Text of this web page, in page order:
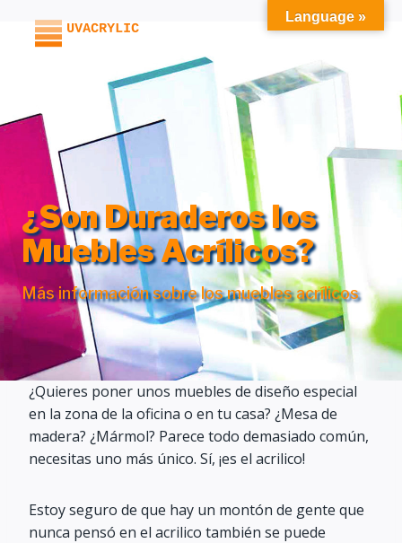
¿Son Duraderos los
Muebles Acrílicos?
Más información sobre los muebles acrílicos
¿Quieres poner unos muebles de diseño especial
en la zona de la oficina o en tu casa? ¿Mesa de
madera? ¿Mármol? Parece todo demasiado común,
necesitas uno más único. Sí, ¡es el acrilico!
Estoy seguro de que hay un montón de gente que
nunca pensó en el acrilico también se puede
Language »